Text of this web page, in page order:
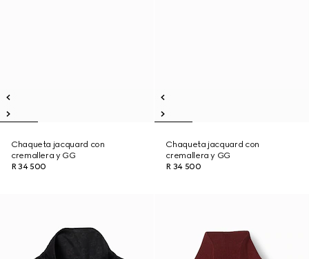
Chaqueta jacquard con
cremallera y GG
R 34 500
Chaqueta jacquard con
cremallera y GG
R 34 500